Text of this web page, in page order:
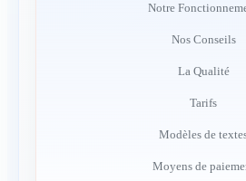
Notre
Nos Conseils
La Qualité
Tarifs
Modèles de
Moyens de